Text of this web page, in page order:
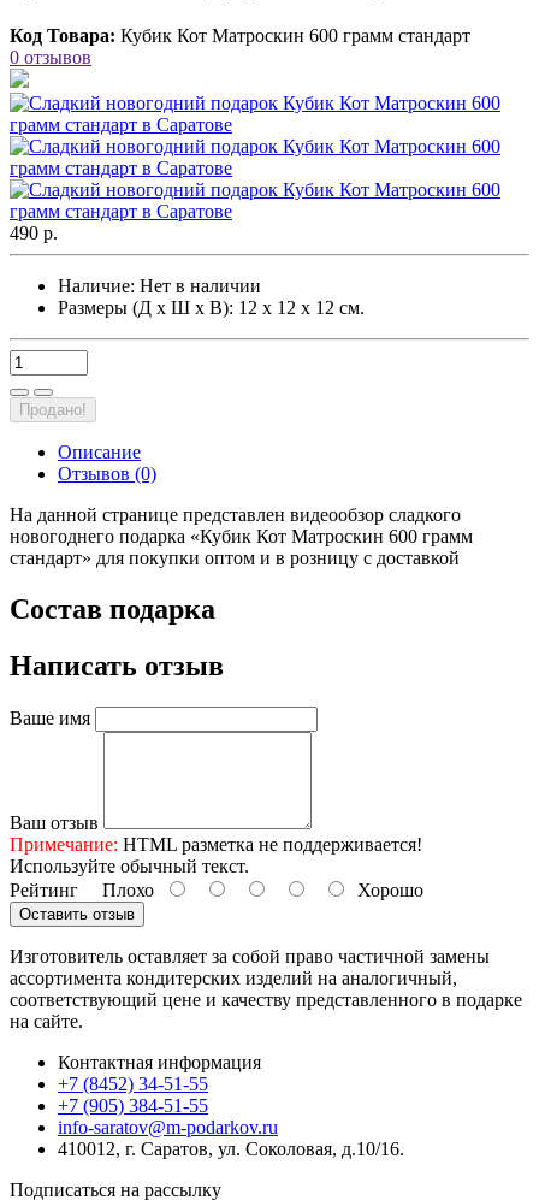
Код Товара: Кубик Кот Матроскин 600 грамм стандарт
0 отзывов
490 р.
Наличие: Нет в наличии
Размеры (Д х Ш х В): 12 х 12 х 12 см.
Продано!
Описание
Отзывов (0)
На данной странице представлен видеообзор сладкого
новогоднего подарка «Кубик Кот Матроскин 600 грамм
стандарт» для покупки оптом и в розницу с доставкой
Состав подарка
Написать отзыв
Ваше имя
Ваш отзыв
Примечание: HTML разметка не поддерживается!
Используйте обычный текст.
Рейтинг Плохо Хорошо
Оставить отзыв
Изготовитель оставляет за собой право частичной замены
ассортимента кондитерских изделий на аналогичный,
соответствующий цене и качеству представленного в подарке
на сайте.
Контактная информация
+7 (8452) 34-51-55
+7 (905) 384-51-55
info-saratov@m-podarkov.ru
410012, г. Саратов, ул. Соколовая, д.10/16.
Подписаться на рассылку